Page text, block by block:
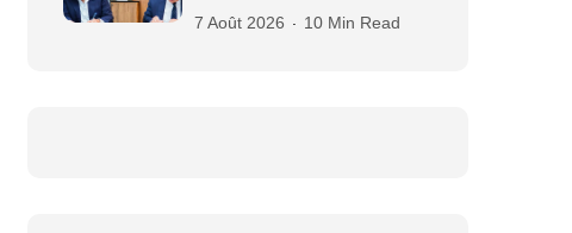
7 Août 2026 10 Min Read